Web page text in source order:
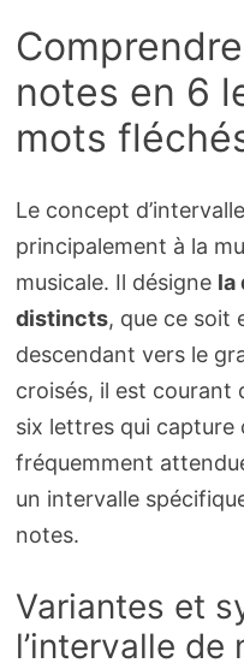
notes en 6
mots
Le concept
principalement à la
musicale. Il désigne la
distincts, que ce soit
descendant vers le
croisés, il est courant
six lettres qui capture
fréquemment
un intervalle
notes.
Variantes et
l’intervalle de